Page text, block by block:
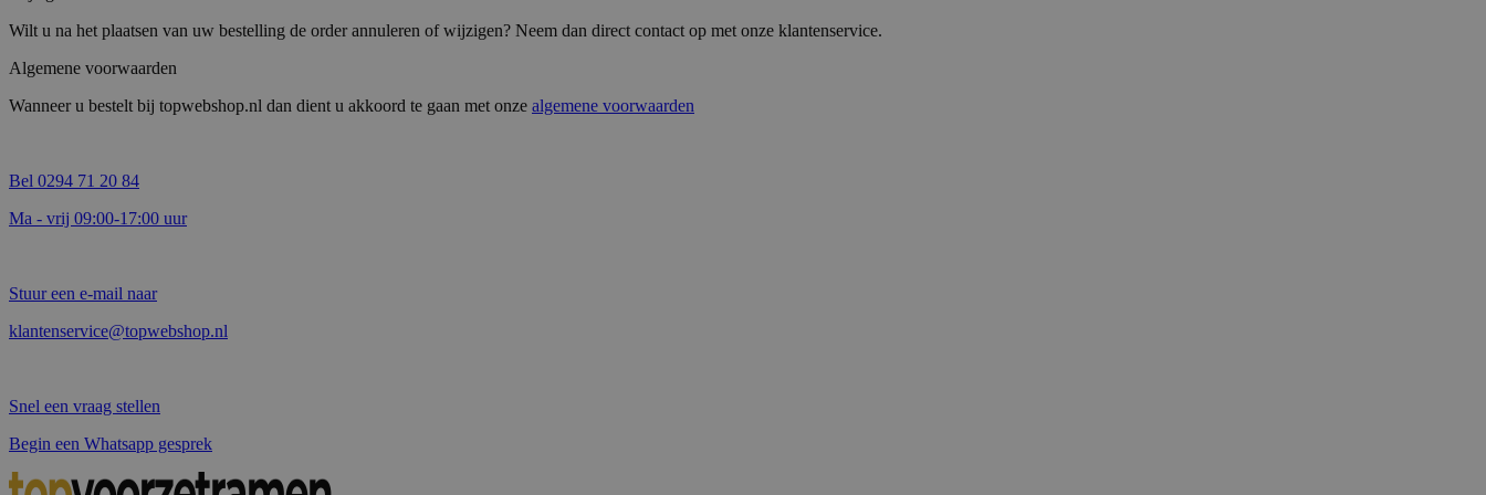
Wilt u na het plaatsen van uw bestelling de order annuleren of wijzigen? Neem dan direct contact op met onze klantenservice.
Algemene voorwaarden
Wanneer u bestelt bij topwebshop.nl dan dient u akkoord te gaan met onze algemene voorwaarden
Bel 0294 71 20 84
Ma - vrij 09:00-17:00 uur
Stuur een e-mail naar
klantenservice@topwebshop.nl
Snel een vraag stellen
Begin een Whatsapp gesprek